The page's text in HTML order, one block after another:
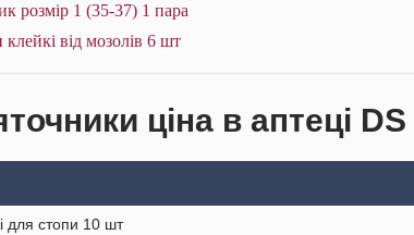
розмір 1 (35-37) 1 пара
від мозолів 6 шт
ціна в аптеці DS
для стопи 10 шт